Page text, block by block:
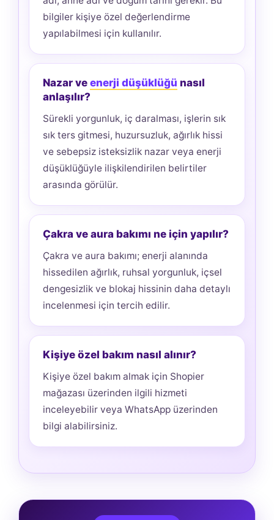
bilgiler kişiye özel değerlendirme
yapılabilmesi için kullanılır.
Nazar ve enerji düşüklüğü nasıl
anlaşılır?
Sürekli yorgunluk, iç daralması, işlerin sık
sık ters gitmesi, huzursuzluk, ağırlık hissi
ve sebepsiz isteksizlik nazar veya enerji
düşüklüğüyle ilişkilendirilen belirtiler
arasında görülür.
Çakra ve aura bakımı ne için yapılır?
Çakra ve aura bakımı; enerji alanında
hissedilen ağırlık, ruhsal yorgunluk, içsel
dengesizlik ve blokaj hissinin daha detaylı
incelenmesi için tercih edilir.
Kişiye özel bakım nasıl alınır?
Kişiye özel bakım almak için Shopier
mağazası üzerinden ilgili hizmeti
inceleyebilir veya WhatsApp üzerinden
bilgi alabilirsiniz.